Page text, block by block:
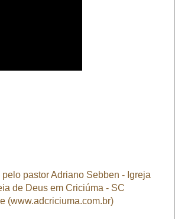
pastor Adriano Sebben - Igreja
de Deus em Criciúma - SC
(www.adcriciuma.com.br)